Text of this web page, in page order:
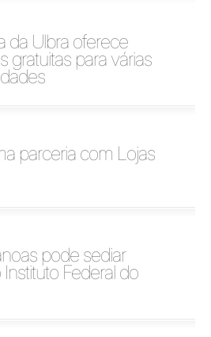
da Ulbra oferece
gratuitas para várias
parceria com Lojas
pode sediar
Federal do